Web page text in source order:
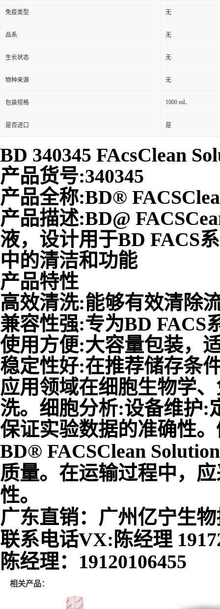
免疫类型 无
品系 无
生长状态 无
物种来源 无
包装规格 1000 mL
是否进口 是
BD 340345 FAcsClean
产品货号:340345
产品全称:BD®
产品描述:BD@
液，设计用于BD FACS
中的清洁和功能
产品特性
高效清洗:能够有效清除
兼容性强:专为BD FACS
使用方便:大容量包装，
稳定性好:在推荐储存条
应用领域在细胞生物学
洗。细胞分析:设备维护:
保证实验数据的准确性
BD® FACSClean
质量。在运输过程中，
性。
广东直销：广州亿宁生
联系电话VX:陈经理
陈经理：19120106455
相关产品：